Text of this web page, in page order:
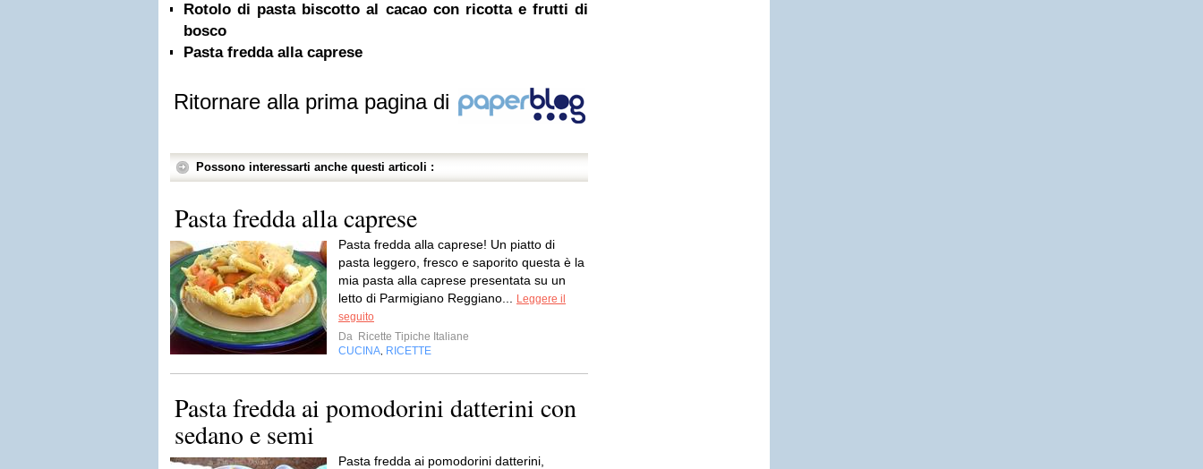
Rotolo di pasta biscotto al cacao con ricotta e frutti di
bosco
Pasta fredda alla caprese
Ritornare alla prima pagina di
Possono interessarti anche questi articoli :
Pasta fredda alla caprese
Pasta fredda alla caprese! Un piatto di
pasta leggero, fresco e saporito questa è la
mia pasta alla caprese presentata su un
letto di Parmigiano Reggiano...
Leggere il
seguito
Da Ricette Tipiche Italiane
CUCINA RICETTE
Pasta fredda ai pomodorini datterini con
sedano e semi
Pasta fredda ai pomodorini datterini,